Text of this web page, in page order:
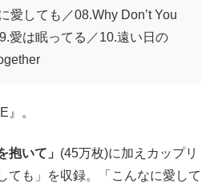
愛しても／08.Why Don’t You
愛は眠ってる／10.遠い日の
』。
抱いて」 (45万枚)に加えカップリ
ても」を収録。「こんなに愛して